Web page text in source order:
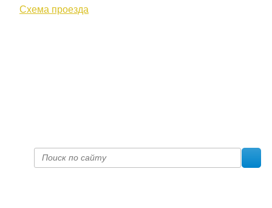
Схема проезда